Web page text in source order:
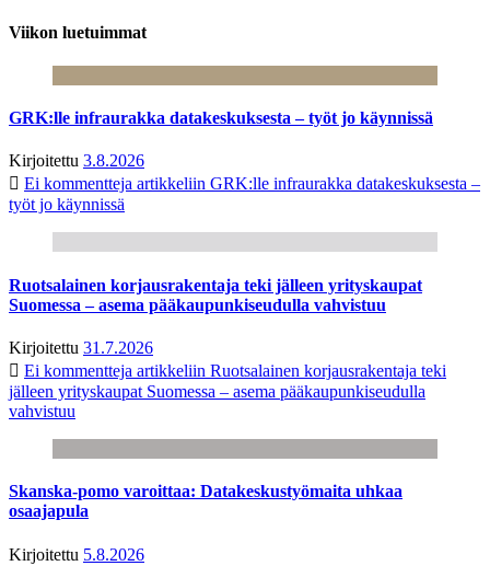
Viikon luetuimmat
GRK:lle infraurakka datakeskuksesta – työt jo käynnissä
Kirjoitettu 3.8.2026
Ei kommentteja artikkeliin GRK:lle infraurakka datakeskuksesta –
työt jo käynnissä
Ruotsalainen korjausrakentaja teki jälleen yrityskaupat
Suomessa – asema pääkaupunkiseudulla vahvistuu
Kirjoitettu 31.7.2026
Ei kommentteja artikkeliin Ruotsalainen korjausrakentaja teki
jälleen yrityskaupat Suomessa – asema pääkaupunkiseudulla
vahvistuu
Skanska-pomo varoittaa: Datakeskustyömaita uhkaa
osaajapula
Kirjoitettu 5.8.2026